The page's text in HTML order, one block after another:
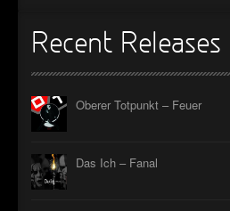
Recent Releases
Oberer Totpunkt – Feuer
Das Ich – Fanal